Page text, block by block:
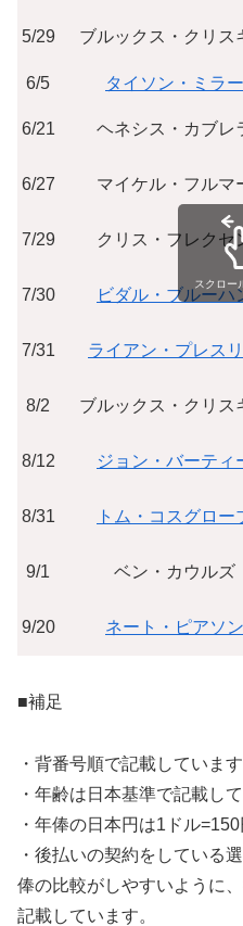
5/29 ブルックス・クリス
6/5 タイソン・ミラー
6/21 ヘネシス・カブレ
6/27 マイケル・フルマ
7/29 クリス・フレクセ
7/30 ビダル・ブルーハ
7/31 ライアン・プレス
8/2 ブルックス・クリス
8/12 ジョン・バーティ
8/31 トム・コスグロー
9/1 ベン・カウルズ
9/20 ネート・ピアソン
スクロー
■補足
・背番号順で記載しています
・年齢は日本基準で記載して
・年俸の日本円は1ドル=150
・後払いの契約をしている
俸の比較がしやすいように
記載しています。